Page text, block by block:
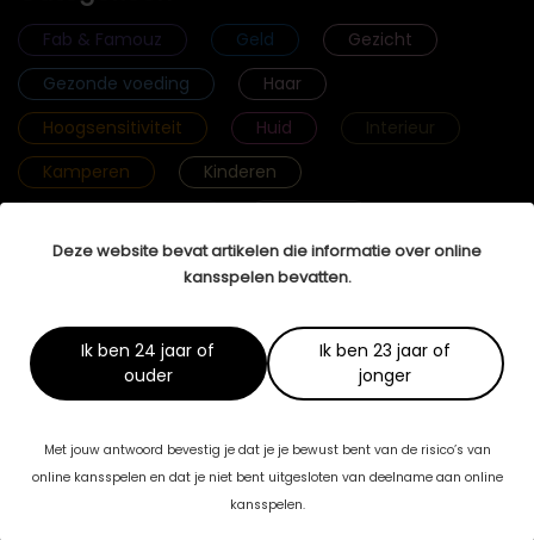
Deze website bevat artikelen die informatie over online
kansspelen bevatten.
Ik ben 24 jaar of
ouder
Ik ben 23 jaar of
jonger
Met jouw antwoord bevestig je dat je je bewust bent van de risico’s van
online kansspelen en dat je niet bent uitgesloten van deelname aan online
kansspelen.
Fab & Famouz Geld
Gezicht
Gezonde voeding
Haar
Hoogsensitiviteit
Huid
Interieur
Kamperen
Kinderen
Lichamelijke gezondheid
Lingerie
Meditatie
Mentale gezondheid
Mijn Verhaal
Mode
Reizen
Selfcare
Selfmade Woman
Sport